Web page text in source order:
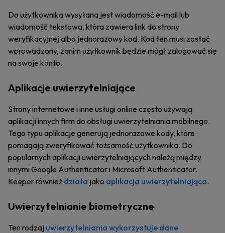
Do użytkownika wysyłana jest wiadomość e-mail lub
wiadomość tekstowa, która zawiera link do strony
weryfikacyjnej albo jednorazowy kod. Kod ten musi zostać
wprowadzony, zanim użytkownik będzie mógł zalogować się
na swoje konto.
Aplikacje uwierzytelniające
Strony internetowe i inne usługi online często używają
aplikacji innych firm do obsługi uwierzytelniania mobilnego.
Tego typu aplikacje generują jednorazowe kody, które
pomagają zweryfikować tożsamość użytkownika. Do
popularnych aplikacji uwierzytelniających należą między
innymi Google Authenticator i Microsoft Authenticator.
Keeper również działa jako aplikacja uwierzytelniająca.
Uwierzytelnianie biometryczne
Ten rodzaj uwierzytelniania wykorzystuje dane